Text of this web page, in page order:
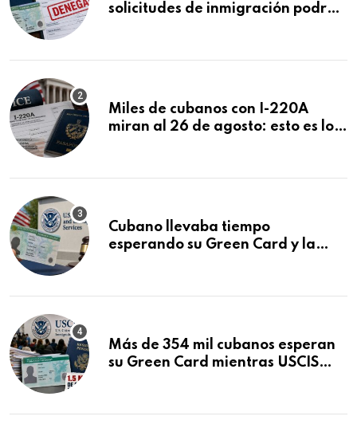
solicitudes de inmigración podrán
Miles de cubanos con I-220A
miran al 26 de agosto: esto es lo
Cubano llevaba tiempo
esperando su Green Card y la
Más de 354 mil cubanos esperan
su Green Card mientras USCIS